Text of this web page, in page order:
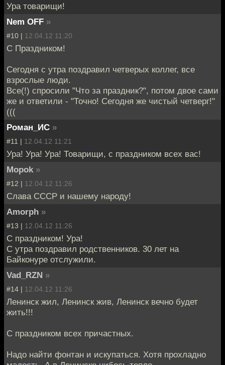
Ура товарищи!
Nem OFF »
#10 | 12.04.12 11:20
С Праздником!
Сегодня с утра поздравил четверых коллег, все
взрослые люди.
Все(!) спросили "Что за праздник?", потом двое сами
же и ответили - "Точно! Сегодня же чистый четверг!"
(((
Роман_ИС »
#11 | 12.04.12 11:21
Ура! Ура! Ура! Товарищи, с праздником всех вас!
Mopok »
#12 | 12.04.12 11:26
Слава СССР и нашему народу!
Amorph »
#13 | 12.04.12 11:26
С праздником! Ура!
С утра поздравил родственников. 30 лет на
Байконуре отслужили.
Vad_RZN »
#14 | 12.04.12 11:26
Ленинск жил, Ленинск жив, Ленинск вечно будет
жить!!!
С праздником всех причастных.
Надо найти фонтан и искупаться. Хотя прохладно